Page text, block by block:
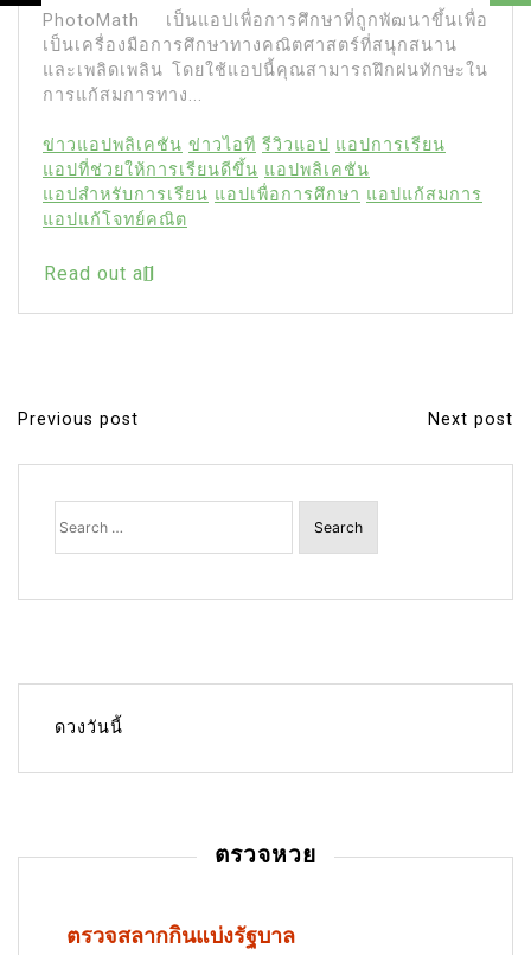
PhotoMath เป็นแอปเพื่อการศึกษาที่ถูกพัฒนาขึ้นเพื่อ
เป็นเครื่องมือการศึกษาทางคณิตศาสตร์ที่สนุกสนาน
และเพลิดเพลิน โดยใช้แอปนี้คุณสามารถฝึกฝนทักษะใน
การแก้สมการทาง...
ข่าวแอปพลิเคชัน ข่าวไอที รีวิวแอป แอปการเรียน
แอปที่ช่วยให้การเรียนดีขึ้น แอปพลิเคชัน
แอปสำหรับการเรียน แอปเพื่อการศึกษา แอปแก้สมการ
แอปแก้โจทย์คณิต
Read out all
P
o
i
Previous post Next post
Search
for:
ดวงวันนี้
ตรวจหวย